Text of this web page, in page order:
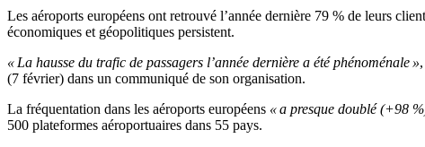
Les aéroports européens ont retrouvé l’année dernière 79 % de leurs
économiques et géopolitiques persistent.
« La hausse du trafic de passagers l’année dernière a été phénoménale »
(7 février) dans un communiqué de son organisation.
La fréquentation dans les aéroports européens « a presque doublé (+98
500 plateformes aéroportuaires dans 55 pays.